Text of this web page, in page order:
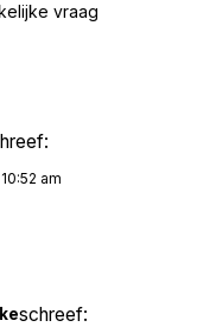
vraag
am
schreef: